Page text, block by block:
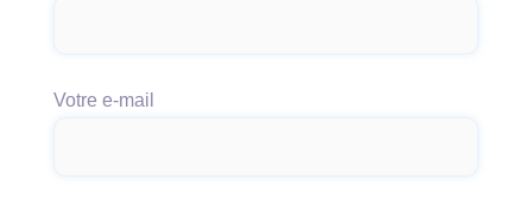
Votre e-mail